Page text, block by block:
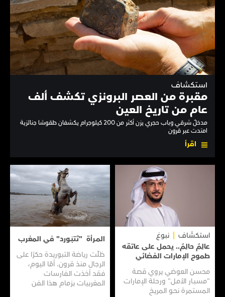
استكشاف
مقبرة من العصر البرونزي تكشف ألف
عام من تاريخ العين
مدخلٌ شرقي وباب حجري يزن أكثر من 200 كيلوجرام يكشفان طقوسًا جنائزية
امتدت عبر قرون
اقرأ
استكشاف
نبوغ
عالِمٌ حالِمٌ.. يحمل على عاتقه
طموح الإمارات الفضائي
محسن العوضي يروي قصـة
"مسبـار الأمـل" ورحلة الإمارات
المستمرة نحـو المريـخ
المـرأة "تَتبَـورد" في المغرب
ظلّت رياضة التبوريدة حكرًا على
الرجال منذ قرون. أمّا اليوم،
فقد أخذت الفارسات
المغربيات بزمام هذا الفن